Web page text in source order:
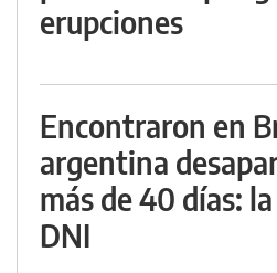
erupciones
Encontraron en
argentina
más de 40 días:
DNI